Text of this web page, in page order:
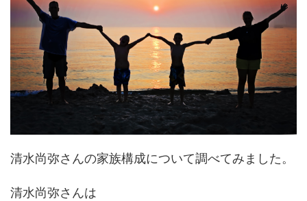
清水尚弥さんの家族構成について調べてみました。
清水尚弥さんは